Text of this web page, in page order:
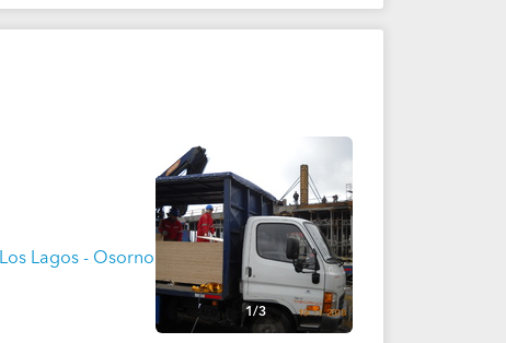
1/3
Lagos - Osorno